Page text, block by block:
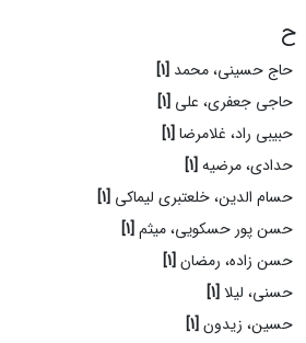
ح
حاج حسینی، محمد [1]
حاجی جعفری، علی [1]
حبیبی راد، غلامرضا [1]
حدادی، مرضیه [1]
حسام الدین، خلعتبری لیماکی [1]
حسن پور حسکویی، میثم [1]
حسن زاده، رمضان [1]
حسنی، لیلا [1]
حسین، زیدون [1]